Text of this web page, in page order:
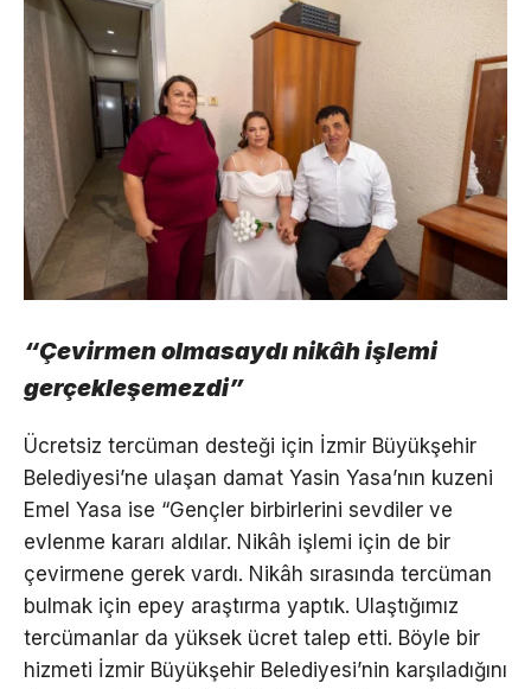
“Çevirmen olmasaydı nikâh işlemi
gerçekleşemezdi”
Ücretsiz tercüman desteği için İzmir Büyükşehir
Belediyesi’ne ulaşan damat Yasin Yasa’nın kuzeni
Emel Yasa ise “Gençler birbirlerini sevdiler ve
evlenme kararı aldılar. Nikâh işlemi için de bir
çevirmene gerek vardı. Nikâh sırasında tercüman
bulmak için epey araştırma yaptık. Ulaştığımız
tercümanlar da yüksek ücret talep etti. Böyle bir
hizmeti İzmir Büyükşehir Belediyesi’nin karşıladığını